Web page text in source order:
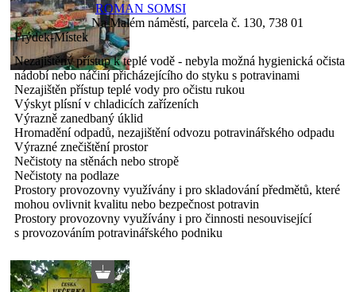
ROMAN SOMSI
Na Malém náměstí, parcela č. 130, 738 01
Frýdek-Místek
Nezajištěný přístup k teplé vodě - nebyla možná hygienická očista
nádobí nebo náčiní přicházejícího do styku s potravinami
Nezajištěn přístup teplé vody pro očistu rukou
Výskyt plísní v chladicích zařízeních
Výrazně zanedbaný úklid
Hromadění odpadů, nezajištění odvozu potravinářského odpadu
Výrazné znečištění prostor
Nečistoty na stěnách nebo stropě
Nečistoty na podlaze
Prostory provozovny využívány i pro skladování předmětů, které
mohou ovlivnit kvalitu nebo bezpečnost potravin
Prostory provozovny využívány i pro činnosti nesouvisející
s provozováním potravinářského podniku